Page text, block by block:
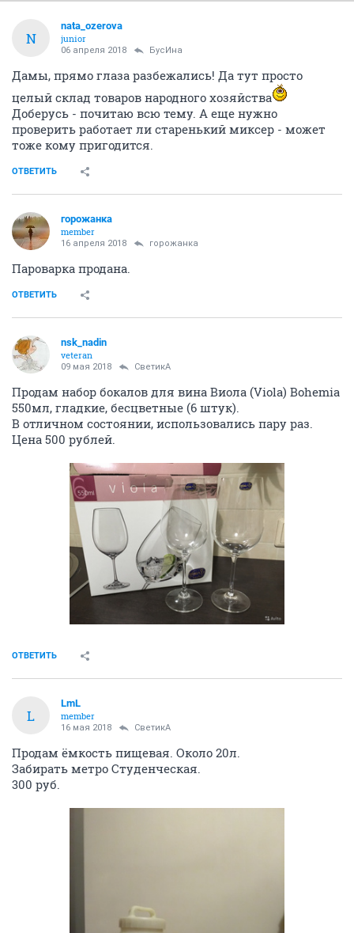
N
nata_ozerova
junior
06 апреля 2018 БусИна
Дамы, прямо глаза разбежались! Да тут просто
целый склад товаров народного хозяйства
Доберусь - почитаю всю тему. А еще нужно
проверить работает ли старенький миксер - может
тоже кому пригодится.
ОТВЕТИТЬ
горожанка
member
16 апреля 2018 горожанка
Пароварка продана.
ОТВЕТИТЬ
nsk_nadin
veteran
09 мая 2018 СветикА
Продам набор бокалов для вина Виола (Viola) Bohemia
550мл, гладкие, бесцветные (6 штук).
В отличном состоянии, использовались пару раз.
Цена 500 рублей.
ОТВЕТИТЬ
L
LmL
member
16 мая 2018 СветикА
Продам ёмкость пищевая. Около 20л.
Забирать метро Студенческая.
300 руб.